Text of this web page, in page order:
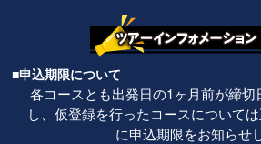
■申込期限について
各コースとも出発日の1ヶ月前が締
し、仮登録を行ったコースについて
に申込期限をお知らせ